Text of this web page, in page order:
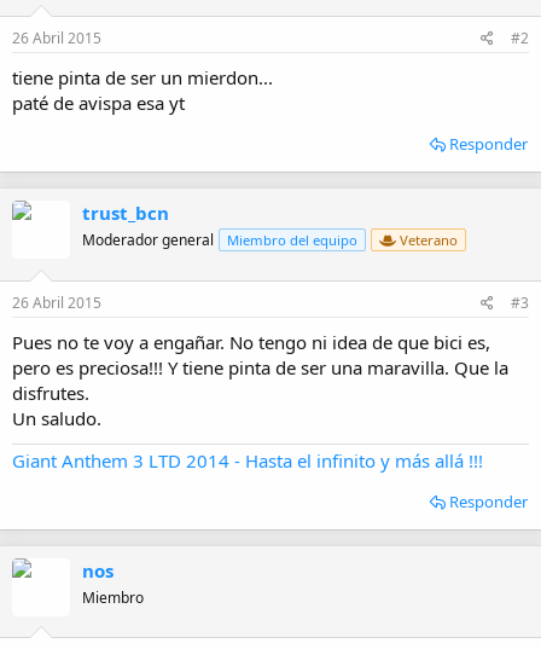
n
e
:
26 Abril 2015 #2
tiene pinta de ser un mierdon...
paté de avispa esa yt
Responder
trust_bcn
Moderador general Miembro del equipo Veterano
26 Abril 2015 #3
Pues no te voy a engañar. No tengo ni idea de que bici es,
pero es preciosa!!! Y tiene pinta de ser una maravilla. Que la
disfrutes.
Un saludo.
Giant Anthem 3 LTD 2014 - Hasta el infinito y más allá !!!
Responder
nos
Miembro